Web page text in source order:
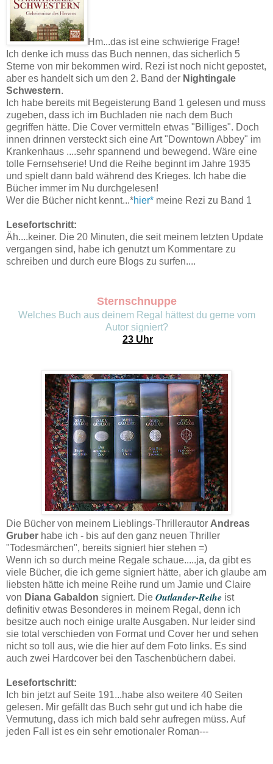
Hm...das ist eine schwierige Frage!
Ich denke ich muss das Buch nennen, das sicherlich 5
Sterne von mir bekommen wird. Rezi ist noch nicht gepostet,
aber es handelt sich um den 2. Band der Nightingale
Schwestern.
Ich habe bereits mit Begeisterung Band 1 gelesen und muss
zugeben, dass ich im Buchladen nie nach dem Buch
gegriffen hätte. Die Cover vermitteln etwas "Billiges". Doch
innen drinnen versteckt sich eine Art "Downtown Abbey" im
Krankenhaus ....sehr spannend und bewegend. Wäre eine
tolle Fernsehserie! Und die Reihe beginnt im Jahre 1935
und spielt dann bald während des Krieges. Ich habe die
Bücher immer im Nu durchgelesen!
Wer die Bücher nicht kennt...*hier* meine Rezi zu Band 1
Lesefortschritt:
Äh....keiner. Die 20 Minuten, die seit meinem letzten Update
vergangen sind, habe ich genutzt um Kommentare zu
schreiben und durch eure Blogs zu surfen....
Sternschnuppe
Welches Buch aus deinem Regal hättest du gerne vom
Autor signiert?
23 Uhr
Die Bücher von meinem Lieblings-Thrillerautor Andreas
Gruber habe ich - bis auf den ganz neuen Thriller
"Todesmärchen", bereits signiert hier stehen =)
Wenn ich so durch meine Regale schaue.....ja, da gibt es
viele Bücher, die ich gerne signiert hätte, aber ich glaube am
liebsten hätte ich meine Reihe rund um Jamie und Claire
von Diana Gabaldon signiert. Die Outlander-Reihe ist
definitiv etwas Besonderes in meinem Regal, denn ich
besitze auch noch einige uralte Ausgaben. Nur leider sind
sie total verschieden von Format und Cover her und sehen
nicht so toll aus, wie die hier auf dem Foto links. Es sind
auch zwei Hardcover bei den Taschenbüchern dabei.
Lesefortschritt:
Ich bin jetzt auf Seite 191...habe also weitere 40 Seiten
gelesen. Mir gefällt das Buch sehr gut und ich habe die
Vermutung, dass ich mich bald sehr aufregen müss. Auf
jeden Fall ist es ein sehr emotionaler Roman---